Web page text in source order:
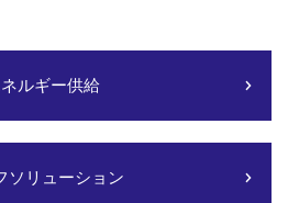
ルギー供給
ソリューション